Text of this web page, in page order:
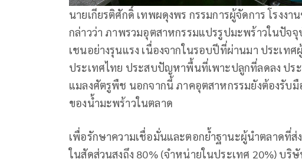
นายเกียรติศักดิ์ เทพผดุงพร กรรมการผู้จัดการ โรงง
กล่าวว่า ภาพรวมอุตสาหกรรมแปรรูปมะพร้าวในปัจ
เชนอย่างรุนแรง เนื่องจากในรอบปีที่ผ่านมา ประเท
ประเทศไทย ประสบปัญหาพื้นที่เพาะปลูกที่ลดลง ปร
แมลงศัตรูพืช นอกจากนี้ ภาคอุตสาหกรรมยังต้องรับ
ของน้ำมะพร้าวในตลาด
เพื่อรักษาความเชื่อมั่นและตอกย้ำฐานะผู้นำตลาดที่
ในสัดส่วนสูงถึง 80% (จำหน่ายในประเทศ 20%) บริ